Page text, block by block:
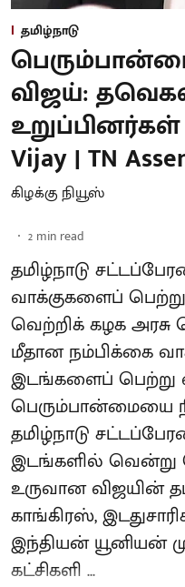
தமிழ்நாடு
விஜய்:
உறுப்பினர்கள்
Vijay | TN
கிழக்கு நியூஸ்
2 min read
தமிழ்நாடு
வாக்குகளைப்
வெற்றிக் கழக
மீதான நம்பிக்கை
இடங்களைப் பெற்று
பெரும்பான்மையை
தமிழ்நாடு
இடங்களில் வென்று
உருவான விஜயின்
காங்கிரஸ்,
இந்தியன் யூனியன்
கட்சிகளி ...